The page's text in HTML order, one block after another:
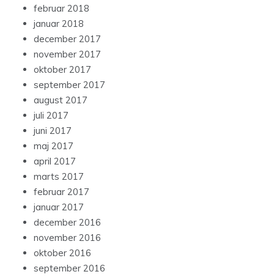
februar 2018
januar 2018
december 2017
november 2017
oktober 2017
september 2017
august 2017
juli 2017
juni 2017
maj 2017
april 2017
marts 2017
februar 2017
januar 2017
december 2016
november 2016
oktober 2016
september 2016